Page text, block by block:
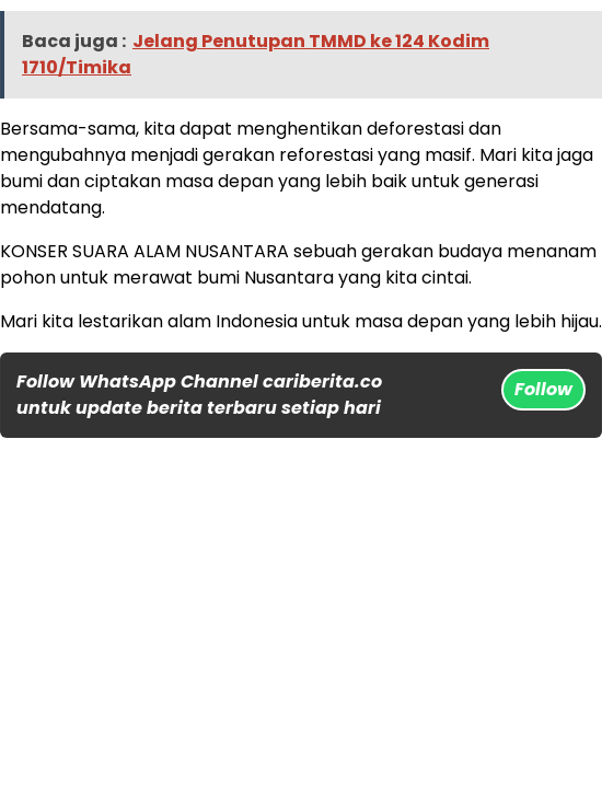
Baca juga : Jelang Penutupan TMMD ke 124 Kodim
1710/Timika
Bersama-sama, kita dapat menghentikan deforestasi dan
mengubahnya menjadi gerakan reforestasi yang masif. Mari kita jaga
bumi dan ciptakan masa depan yang lebih baik untuk generasi
mendatang.
KONSER SUARA ALAM NUSANTARA sebuah gerakan budaya menanam
pohon untuk merawat bumi Nusantara yang kita cintai.
Mari kita lestarikan alam Indonesia untuk masa depan yang lebih hijau.
Follow WhatsApp Channel cariberita.co
untuk update berita terbaru setiap hari
Follow